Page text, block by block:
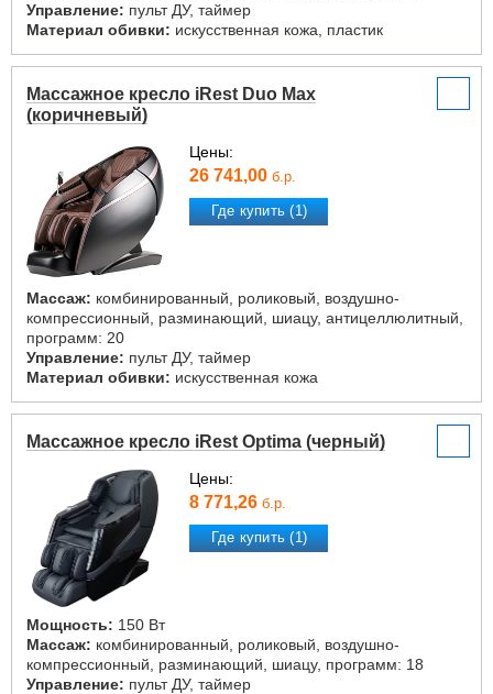
Управление: пульт ДУ, таймер
Материал обивки: искусственная кожа, пластик
Массажное кресло iRest Duo Max
(коричневый)
Цены:
26 741,00 б.р.
Где купить (1)
Массаж: комбинированный, роликовый, воздушно-
компрессионный, разминающий, шиацу, антицеллюлитный,
программ: 20
Управление: пульт ДУ, таймер
Материал обивки: искусственная кожа
Массажное кресло iRest Optima (черный)
Цены:
8 771,26 б.р.
Где купить (1)
Мощность: 150 Вт
Массаж: комбинированный, роликовый, воздушно-
компрессионный, разминающий, шиацу, программ: 18
Управление: пульт ДУ, таймер